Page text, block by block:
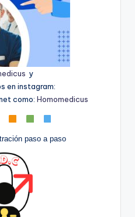
y
en instagram:
como: Homomedicus
paso a paso